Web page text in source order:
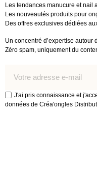
Les tendances manucure et nail
Les nouveautés produits pour
Des offres exclusives dédiées
Un concentré d’expertise autour
Zéro spam, uniquement du
J'ai pris connaissance et
données de Créa'ongles